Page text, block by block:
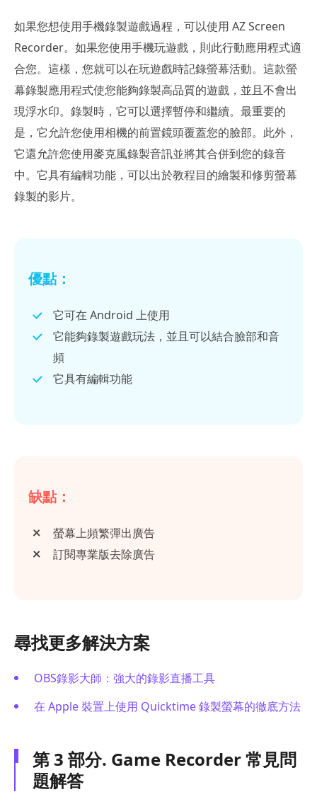
如果您想使用手機錄製遊戲過程，可以使用 AZ Screen
Recorder。如果您使用手機玩遊戲，則此行動應用程式適
合您。這樣，您就可以在玩遊戲時記錄螢幕活動。這款螢
幕錄製應用程式使您能夠錄製高品質的遊戲，並且不會出
現浮水印。錄製時，它可以選擇暫停和繼續。最重要的
是，它允許您使用相機的前置鏡頭覆蓋您的臉部。此外，
它還允許您使用麥克風錄製音訊並將其合併到您的錄音
中。它具有編輯功能，可以出於教程目的繪製和修剪螢幕
錄製的影片。
優點：
它可在 Android 上使用
它能夠錄製遊戲玩法，並且可以結合臉部和音
頻
它具有編輯功能
缺點：
螢幕上頻繁彈出廣告
訂閱專業版去除廣告
尋找更多解決方案
OBS錄影大師：強大的錄影直播工具
在 Apple 裝置上使用 Quicktime 錄製螢幕的徹底方法
第 3 部分. Game Recorder 常見問
題解答